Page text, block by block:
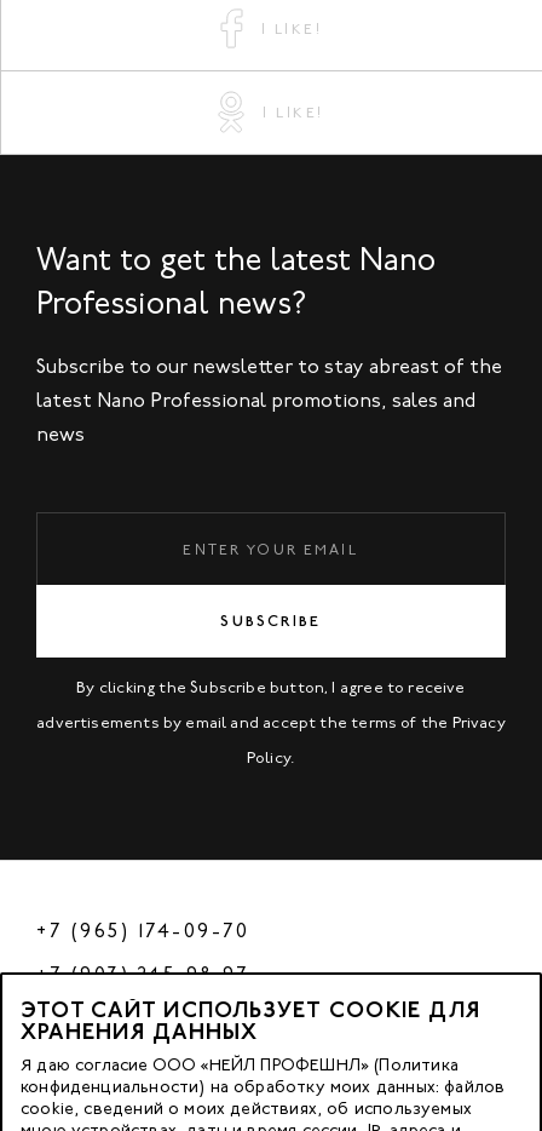
I LIKE!
I LIKE!
Want to get the latest Nano
Professional news?
Subscribe to our newsletter to stay abreast of the
latest Nano Professional promotions, sales and
news
SUBSCRIBE
By clicking the Subscribe button, I agree to receive
advertisements by email and accept the terms of the Privacy
Policy.
+7 (965) 174-09-70
+7 (903) 245-98-97
РФ
© 2023 Nano Prof
ЭТОТ САЙТ ИСПОЛЬЗУЕТ COOKIE ДЛЯ
ХРАНЕНИЯ ДАННЫХ
Я даю согласие ООО «НЕЙЛ ПРОФЕШНЛ» (Политика
конфиденциальности) на обработку моих данных: файлов
cookie, сведений о моих действиях, об используемых